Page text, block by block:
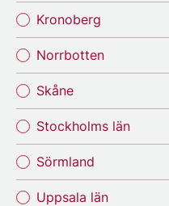
Kronoberg
Norrbotten
Skåne
Stockholms län
Sörmland
Uppsala län